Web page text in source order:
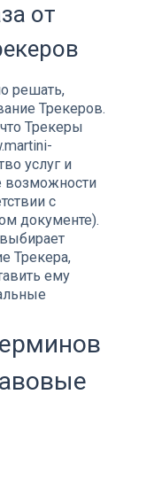
от
решать,
Трекеров.
Трекеры
услуг и
возможности
с
документе).
Трекера,
ему